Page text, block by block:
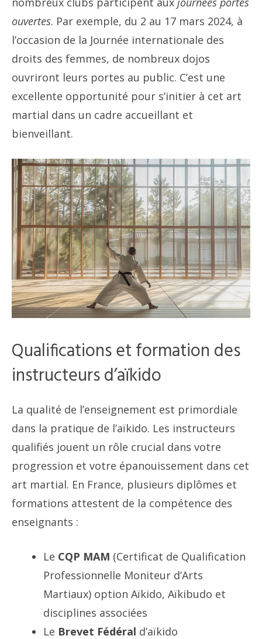
ouvertes. Par exemple, du 2 au 17 mars 2024, à
l’occasion de la Journée internationale des
droits des femmes, de nombreux dojos
ouvriront leurs portes au public. C’est une
excellente opportunité pour s’initier à cet art
martial dans un cadre accueillant et
bienveillant.
Qualifications et formation des
instructeurs d’aïkido
La qualité de l’enseignement est primordiale
dans la pratique de l’aïkido. Les instructeurs
qualifiés jouent un rôle crucial dans votre
progression et votre épanouissement dans cet
art martial. En France, plusieurs diplômes et
formations attestent de la compétence des
enseignants :
Le CQP MAM (Certificat de Qualification
Professionnelle Moniteur d’Arts
Martiaux) option Aïkido, Aïkibudo et
disciplines associées
Le Brevet Fédéral d’aïkido